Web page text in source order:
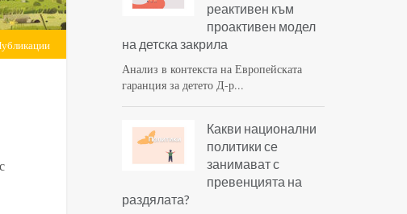
реактивен към
проактивен модел
на детска закрила
Анализ в контекста на Европейската
гаранция за детето Д-р...
Какви национални
политики се
занимават с
превенцията на
раздялата?